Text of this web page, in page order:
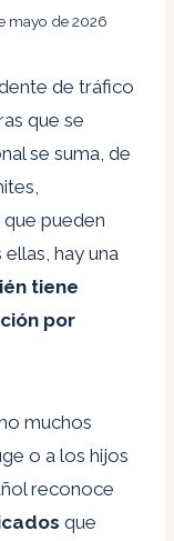
mayo de 2026
de tráfico
que se
se suma, de
pueden
hay una
tiene
por
muchos
o a los hijos
reconoce
que